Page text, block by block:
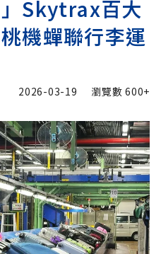
」Skytrax百大
機蟬聯行李運
2026-03-19 瀏覽數600+